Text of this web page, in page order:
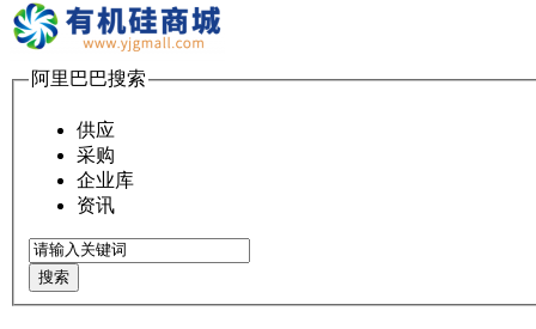
阿里巴巴搜索
供应
采购
企业库
资讯
搜索